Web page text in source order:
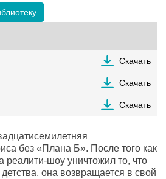
Скачать
Скачать
Скачать
без «Плана Б». После того как
реалити-шоу уничтожил то, что
она возвращается в свой